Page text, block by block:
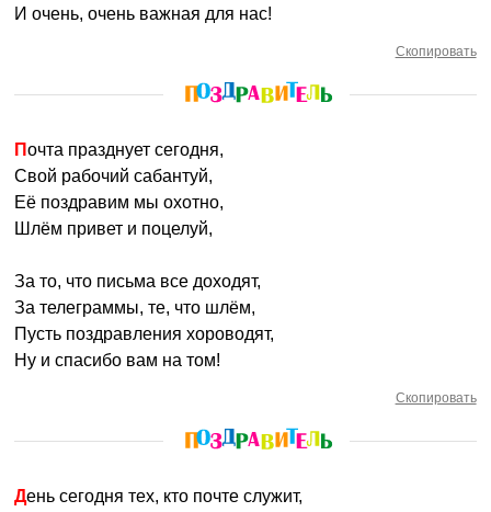
И очень, очень важная для нас!
Скопировать
Почта празднует сегодня,
Свой рабочий сабантуй,
Её поздравим мы охотно,
Шлём привет и поцелуй,
За то, что письма все доходят,
За телеграммы, те, что шлём,
Пусть поздравления хороводят,
Ну и спасибо вам на том!
Скопировать
День сегодня тех, кто почте служит,